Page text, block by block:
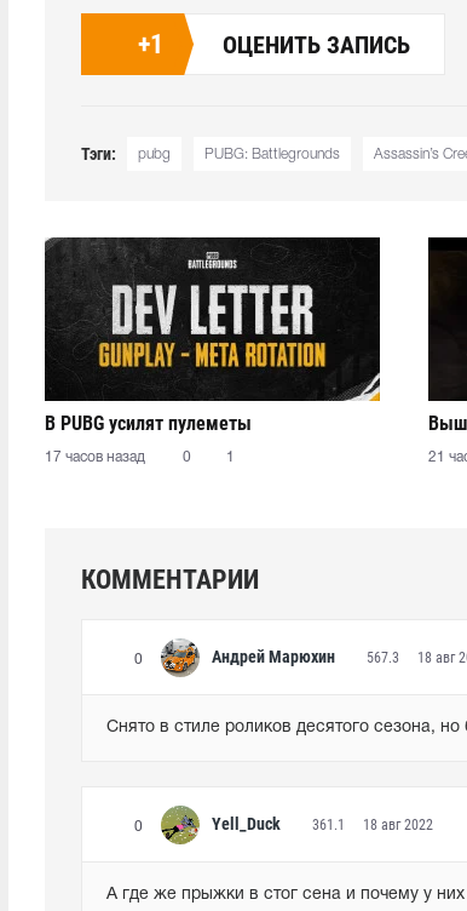
+1 ОЦЕНИТЬ ЗАПИСЬ
Тэги: pubg PUBG: Battlegrounds Assassin’s
В PUBG усилят пулеметы
17 часов назад 0 1 21
КОММЕНТАРИИ
0 Андрей Марюхин 567.3 18 авг
Снято в стиле роликов десятого сезона,
0 Yell_Duck 361.1 18 авг 2022
А где же прыжки в стог сена и почему у